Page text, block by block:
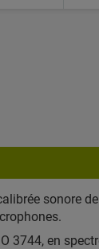
sonore de
3744, en